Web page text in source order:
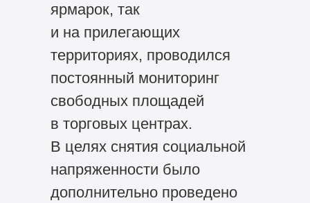
ярмарок, так
и на прилегающих
территориях, проводился
постоянный мониторинг
свободных площадей
в торговых центрах.
В целях снятия социальной
напряженности было
дополнительно проведено